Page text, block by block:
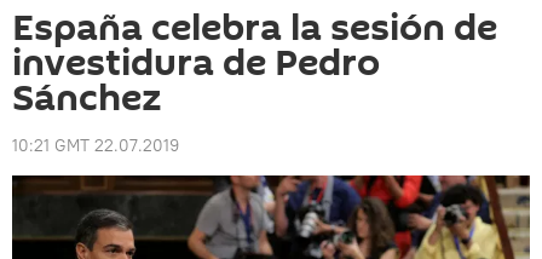
España celebra la sesión de
investidura de Pedro
Sánchez
10:21 GMT 22.07.2019